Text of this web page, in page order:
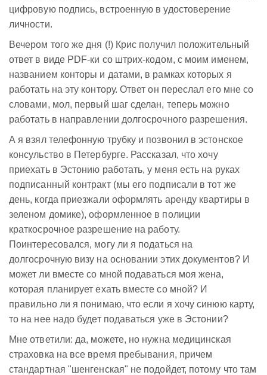
цифровую подпись, встроенную в удостоверение
личности.
Вечером того же дня (!) Крис получил положительный
ответ в виде PDF-ки со штрих-кодом, с моим именем,
названием конторы и датами, в рамках которых я
работать на эту контору. Ответ он переслал его мне со
словами, мол, первый шаг сделан, теперь можно
работать в направлении долгосрочного разрешения.
А я взял телефонную трубку и позвонил в эстонское
консульство в Петербурге. Рассказал, что хочу
приехать в Эстонию работать, у меня есть на руках
подписанный контракт (мы его подписали в тот же
день, когда приезжали оформлять аренду квартиры в
зеленом домике), оформленное в полиции
краткосрочное разрешение на работу.
Поинтересовался, могу ли я податься на
долгосрочную визу на основании этих документов? И
может ли вместе со мной подаваться моя жена,
которая планирует ехать вместе со мной? И
правильно ли я понимаю, что если я хочу синюю карту,
то на нее надо будет подаваться уже в Эстонии?
Мне ответили: да, можете, но нужна медицинская
страховка на все время пребывания, причем
стандартная "шенгенская" не подойдет, потому что там